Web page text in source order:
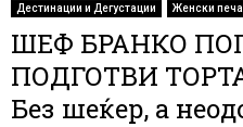
Дестинации и Дегустации Женски
ШЕФ БРАНКО
ПОДГОТВИ
Без шеќер, а